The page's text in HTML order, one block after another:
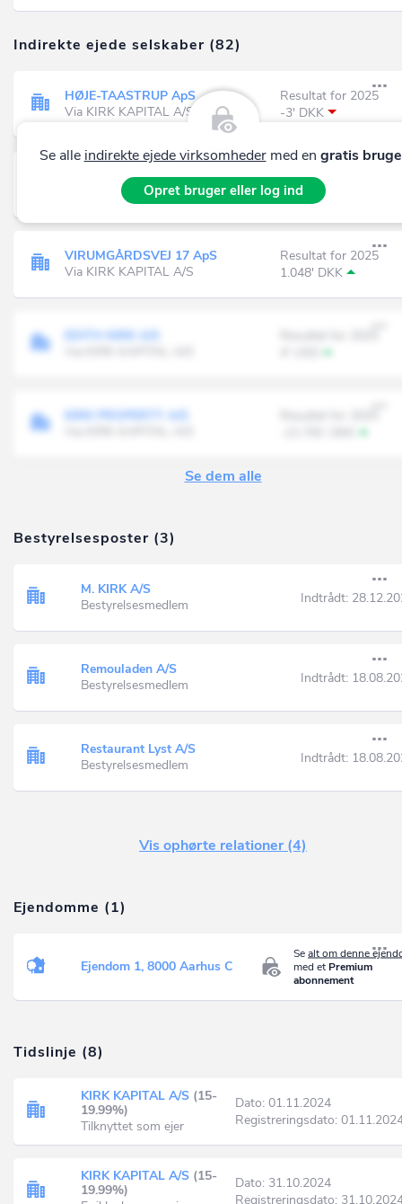
Indirekte ejede selskaber (82)
HØJE-TAASTRUP ApS
Via KIRK KAPITAL A/S
Resultat for 2025
-3' DKK
K/S HØJE-TAASTRUP
Via KIRK KAPITAL A/S
Resultat for 2025
-7' DKK
VIRUMGÅRDSVEJ 17 ApS
Via KIRK KAPITAL A/S
Resultat for 2025
1.048' DKK
EDITH KIRK A/S
KIRK PROPERTY A/S
Se alle indirekte ejede virksomhedermed en gratis
Opret bruger eller log ind
Se dem alle
Bestyrelsesposter (3)
M. KIRK A/S
Bestyrelsesmedlem
Indtrådt:
Remouladen A/S
Bestyrelsesmedlem
Indtrådt:
Restaurant Lyst A/S
Bestyrelsesmedlem
Indtrådt:
Vis ophørte relationer (4)
Ejendomme (1)
Sealt om denne
med et Premium
abonnement
Ejendom 1, 8000 Aarhus C
Tidslinje (8)
KIRK KAPITAL A/S (15-
19.99%)
Tilknyttet som ejer
Dato: 01.11.2024
Registreringsdato:
KIRK KAPITAL A/S (15-
19.99%)
Dato: 31.10.2024
Registreringsdato: